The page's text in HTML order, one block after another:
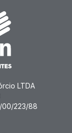
LTDA
00/223/88